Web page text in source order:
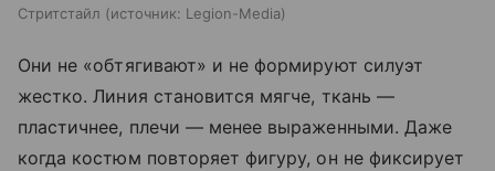
Стритстайл источник: Legion-Media
Они не «обтягивают» и не формируют силуэт
жестко. Линия становится мягче, ткань —
пластичнее, плечи — менее выраженными. Даже
когда костюм повторяет фигуру, он не фиксирует